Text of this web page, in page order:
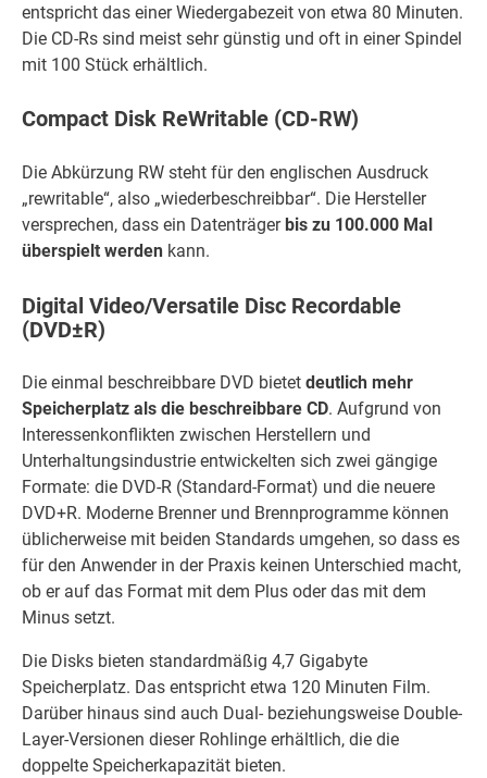
entspricht das einer Wiedergabezeit von etwa 80 Minuten.
Die CD-Rs sind meist sehr günstig und oft in einer Spindel
mit 100 Stück erhältlich.
Compact Disk ReWritable (CD-RW)
Die Abkürzung RW steht für den englischen Ausdruck
„rewritable“, also „wiederbeschreibbar“. Die Hersteller
versprechen, dass ein Datenträgerbis zu 100.000 Mal
überspielt werden kann.
Digital Video/Versatile Disc Recordable
(DVD±R)
Die einmal beschreibbare DVD bietet deutlich mehr
Speicherplatz als die beschreibbare CD. Aufgrund von
Interessenkonflikten zwischen Herstellern und
Unterhaltungsindustrie entwickelten sich zwei gängige
Formate: die DVD-R (Standard-Format) und die neuere
DVD+R. Moderne Brenner und Brennprogramme können
üblicherweise mit beiden Standards umgehen, so dass es
für den Anwender in der Praxis keinen Unterschied macht,
ob er auf das Format mit dem Plus oder das mit dem
Minus setzt.
Die Disks bieten standardmäßig 4,7 Gigabyte
Speicherplatz. Das entspricht etwa 120 Minuten Film.
Darüber hinaus sind auch Dual- beziehungsweise Double-
Layer-Versionen dieser Rohlinge erhältlich, die die
doppelte Speicherkapazität bieten.